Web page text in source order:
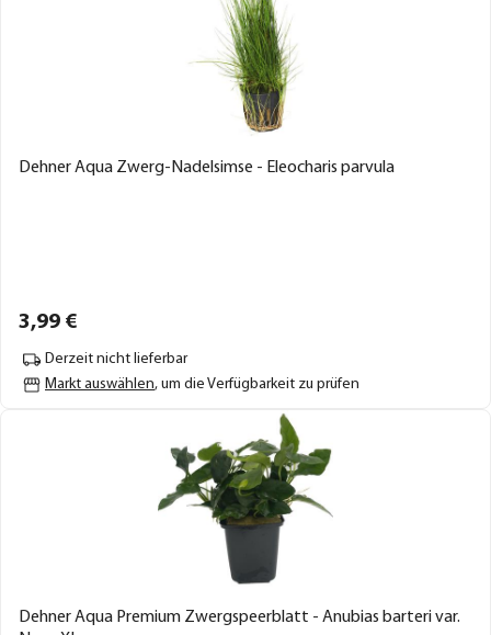
Dehner Aqua Zwerg-Nadelsimse - Eleocharis parvula
3,99 €
Derzeit nicht lieferbar
Markt auswählen, um die Verfügbarkeit zu prüfen
Dehner Aqua Premium Zwergspeerblatt - Anubias barteri var.